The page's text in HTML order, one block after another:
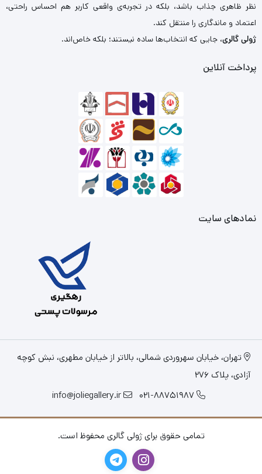
نظر ظاهری جذاب باشد، بلکه در تجربه‌ی واقعی کاربر هم احساس راحتی،
اعتماد و ماندگاری را منتقل کند.
ژولی گالری، جایی که انتخاب‌ها ساده نیستند؛ بلکه خاص‌اند.
پرداخت آنلاین
نمادهای سایت
تهران، خیابان سهروردی شمالی، بالاتر از خیابان مطهری، نبش کوچه
آزادی، پلاک 276
021-88751987
info@joliegallery.ir
تمامی حقوق برای ژولی گالری محفوظ است.